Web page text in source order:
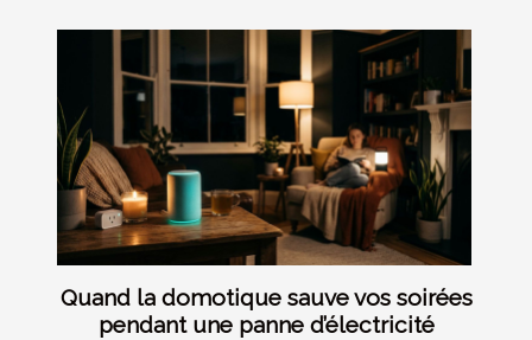
Quand la domotique sauve vos soirées
pendant une panne d’électricité